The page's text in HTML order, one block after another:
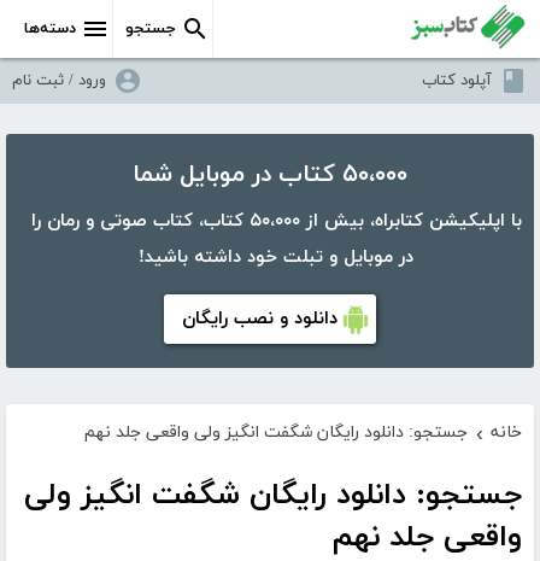
دسته‌ها جستجو
آپلود کتاب ورود / ثبت نام
۵۰،۰۰۰ کتاب در موبایل شما
با اپلیکیشن کتابراه، بیش از ۵۰،۰۰۰ کتاب، کتاب صوتی و رمان را
در موبایل و تبلت خود داشته باشید!
دانلود و نصب رایگان
خانه › جستجو: دانلود رایگان شگفت انگیز ولی واقعی جلد نهم
جستجو: دانلود رایگان شگفت انگیز ولی
واقعی جلد نهم